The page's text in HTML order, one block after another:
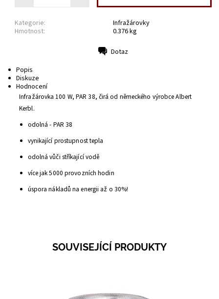
Kategorie:
Infražárovky
Hmotnost:
0.376 kg
Dotaz
Popis
Diskuze
Hodnocení
Infražárovka 100 W, PAR 38, čirá od německého výrobce Albert
Kerbl.
odolná - PAR 38
vynikajícíprostupnost tepla
odolná vůči stříkající vodě
více jak 5000 provozních hodin
úspora nákladů na energii až o 30%!
SOUVISEJÍCÍ PRODUKTY